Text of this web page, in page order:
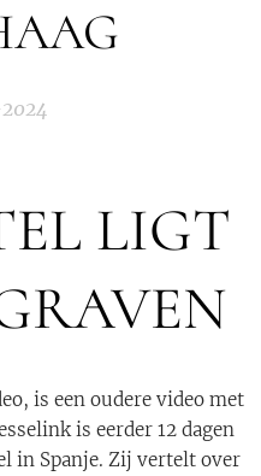
LIGT
is een oudere video met
is eerder 12 dagen
in Spanje. Zij vertelt over